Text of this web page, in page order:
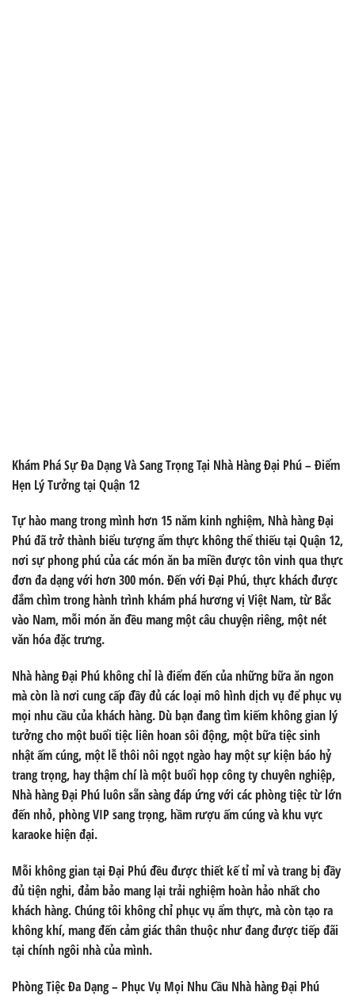
Khám Phá Sự Đa Dạng Và Sang Trọng Tại Nhà Hàng Đại Phú – Điểm
Hẹn Lý Tưởng tại Quận 12
Tự hào mang trong mình hơn 15 năm kinh nghiệm, Nhà hàng Đại
Phúđã trở thành biểu tượng ẩm thực không thể thiếu tại Quận 12,
nơi sự phong phú của các món ăn ba miền được tôn vinh qua thực
đơn đa dạng với hơn 300 món. Đến với Đại Phú, thực khách được
đắm chìm trong hành trình khám phá hương vị Việt Nam, từ Bắc
vào Nam, mỗi món ăn đều mang một câu chuyện riêng, một nét
văn hóa đặc trưng.
Nhà hàng Đại Phúkhông chỉ là điểm đến của những bữa ăn ngon
mà còn là nơi cung cấp đầy đủ các loại mô hình dịch vụ để phục vụ
mọi nhu cầu của khách hàng. Dù bạn đang tìm kiếm không gian lý
tưởng cho một buổi tiệc liên hoan sôi động, một bữa tiệc sinh
nhật ấm cúng, một lễ thôi nôi ngọt ngào hay một sự kiện báo hỷ
trang trọng, hay thậm chí là một buổi họp công ty chuyên nghiệp,
Nhà hàng Đại Phúluôn sẵn sàng đáp ứng với các phòng tiệc từ lớn
đến nhỏ, phòng VIP sang trọng, hầm rượu ấm cúng và khu vực
karaoke hiện đại.
Mỗi không gian tại Đại Phú đều được thiết kế tỉ mỉ và trang bị đầy
đủ tiện nghi, đảm bảo mang lại trải nghiệm hoàn hảo nhất cho
khách hàng. Chúng tôi không chỉ phục vụ ẩm thực, mà còn tạo ra
không khí, mang đến cảm giác thân thuộc như đang được tiếp đãi
tại chính ngôi nhà của mình.
Phòng Tiệc Đa Dạng – Phục Vụ Mọi Nhu Cầu Nhà hàng Đại Phú